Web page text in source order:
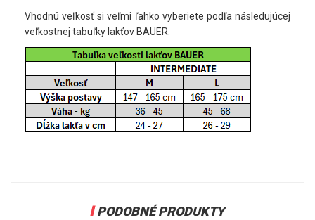
Vhodnú veľkosť si veľmi ľahko vyberiete podľa následujúcej
veľkostnej tabuľky lakťov BAUER.
PODOBNÉ PRODUKTY